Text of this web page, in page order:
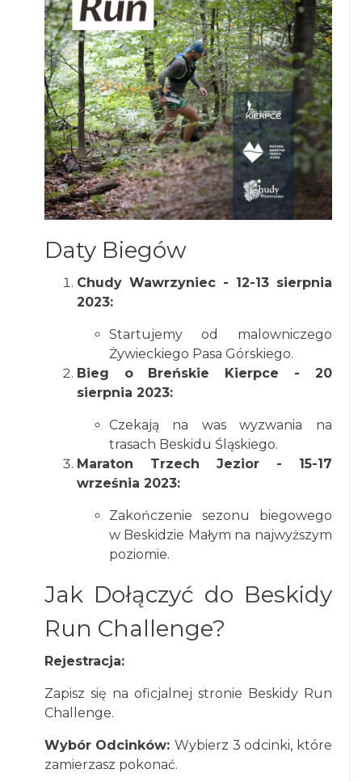
Daty Biegów
Chudy Wawrzyniec - 12-13 sierpnia
2023:
Startujemy od malowniczego
Żywieckiego Pasa Górskiego.
Bieg o Breńskie Kierpce - 20
sierpnia 2023:
Czekają na was wyzwania na
trasach Beskidu Śląskiego.
Maraton Trzech Jezior - 15-17
września 2023:
Zakończenie sezonu biegowego
w Beskidzie Małym na najwyższym
poziomie.
Jak Dołączyć do Beskidy
Run Challenge?
Rejestracja:
Zapisz się na oficjalnej stronie Beskidy Run
Challenge.
Wybór Odcinków:Wybierz 3 odcinki, które
zamierzasz pokonać.